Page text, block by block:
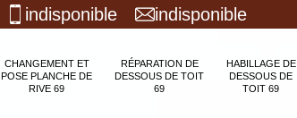
indisponible indisponible
CHANGEMENT ET
POSE PLANCHE DE
RIVE 69
RÉPARATION DE
DESSOUS DE TOIT
69
HABILLAGE DE
DESSOUS DE
TOIT 69